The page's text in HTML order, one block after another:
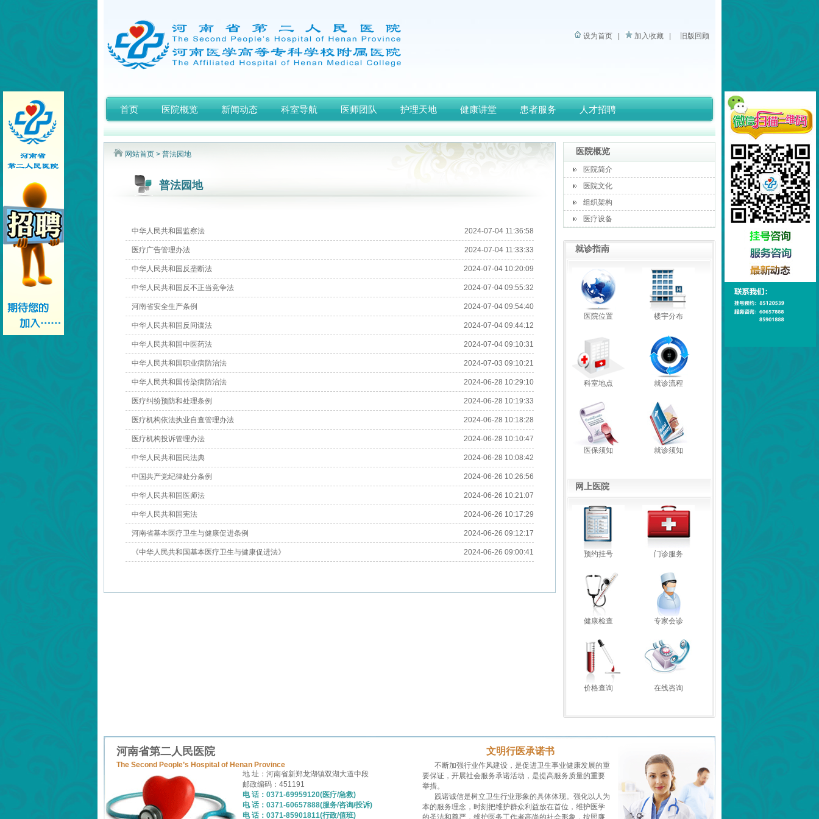
设为首页 加入收藏 旧版回顾
首页 医院概览 新闻动态 科室导航 医师团队 护理天地 健康讲堂 患者服务 人才招聘
网站首页 > 普法园地
普法园地
中华人民共和国监察法 2024-07-04 11:36:58
医疗广告管理办法 2024-07-04 11:33:33
中华人民共和国反垄断法 2024-07-04 10:20:09
中华人民共和国反不正当竞争法 2024-07-04 09:55:32
河南省安全生产条例 2024-07-04 09:54:40
中华人民共和国反间谍法 2024-07-04 09:44:12
中华人民共和国中医药法 2024-07-04 09:10:31
中华人民共和国职业病防治法 2024-07-03 09:10:21
中华人民共和国传染病防治法 2024-06-28 10:29:10
医疗纠纷预防和处理条例 2024-06-28 10:19:33
医疗机构依法执业自查管理办法 2024-06-28 10:18:28
医疗机构投诉管理办法 2024-06-28 10:10:47
中华人民共和国民法典 2024-06-28 10:08:42
中国共产党纪律处分条例 2024-06-26 10:26:56
中华人民共和国医师法 2024-06-26 10:21:07
中华人民共和国宪法 2024-06-26 10:17:29
河南省基本医疗卫生与健康促进条例 2024-06-26 09:12:17
《中华人民共和国基本医疗卫生与健康促进法》 2024-06-26 09:00:41
医院概览
医院简介
医院文化
组织架构
医疗设备
就诊指南
医院位置 楼宇分布
科室地点 就诊流程
医保须知 就诊须知
网上医院
预约挂号 门诊服务
健康检查 专家会诊
价格查询 在线咨询
河南省第二人民医院
The Second People’s Hospital of Henan Province
地 址：河南省新郑龙湖镇双湖大道中段
邮政编码：451191
电 话：0371-69959120(医疗/急救)
电 话：0371-60657888(服务/咨询/投诉)
电 话：0371-85901811(行政/值班)
文明行医承诺书
不断加强行业作风建设，是促进卫生事业健康发展的重
要保证，开展社会服务承诺活动，是提高服务质量的重要
举措。
践诺诚信是树立卫生行业形象的具体体现。强化以人为
本的服务理念，时刻把维护群众利益放在首位，维护医学
的圣洁和尊严，维护医务工作者高尚的社会形象，按照廉